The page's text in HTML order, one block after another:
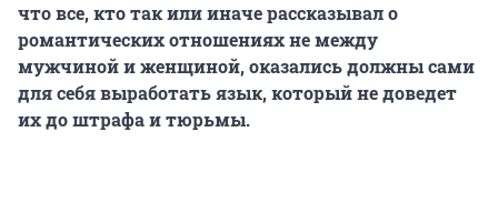
что все, кто так или иначе рассказывал о
романтических отношениях не между
мужчиной и женщиной, оказались должны сами
для себя выработать язык, который не доведет
их до штрафа и тюрьмы.